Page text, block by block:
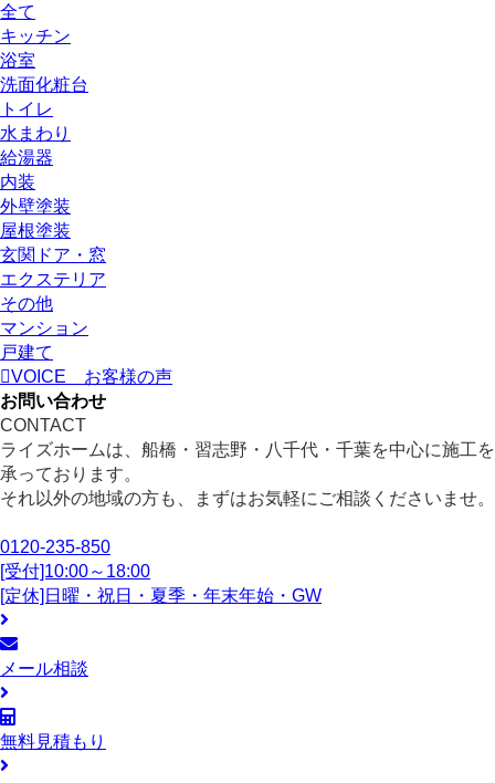
全て
キッチン
浴室
洗面化粧台
トイレ
水まわり
給湯器
内装
外壁塗装
屋根塗装
玄関ドア・窓
エクステリア
その他
マンション
戸建て
VOICE
お客様の声
お問い合わせ
CONTACT
ライズホームは、船橋・習志野・八千代・千葉を中心に施工を
承っております。
それ以外の地域の方も、まずはお気軽にご相談くださいませ。
0120-235-850
[受付]10:00～18:00
[定休]日曜・祝日・夏季・年末年始・GW
メール相談
無料見積もり